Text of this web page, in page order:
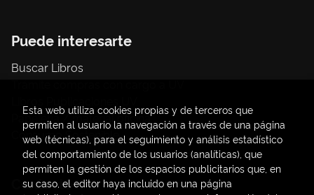
Puede interesarte
Buscar Libros
Papelería / material oficina
Consumo Sostenible
Contacto
Esta web utiliza cookies propias y de terceros que
permiten al usuario la navegación a través de una página
web (técnicas), para el seguimiento y análisis estadístico
del comportamiento de los usuarios (analíticas), que
permiten la gestión de los espacios publicitarios que, en
su caso, el editor haya incluido en una página